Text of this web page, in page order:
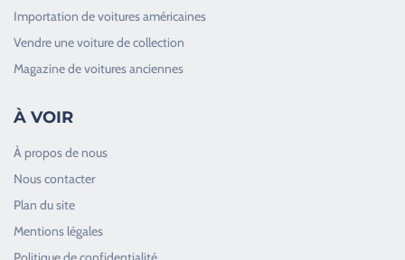
Importation de voitures américaines
Vendre une voiture de collection
Magazine de voitures anciennes
À VOIR
À propos de nous
Nous contacter
Plan du site
Mentions légales
Toujours heureux d'aider les passionnés